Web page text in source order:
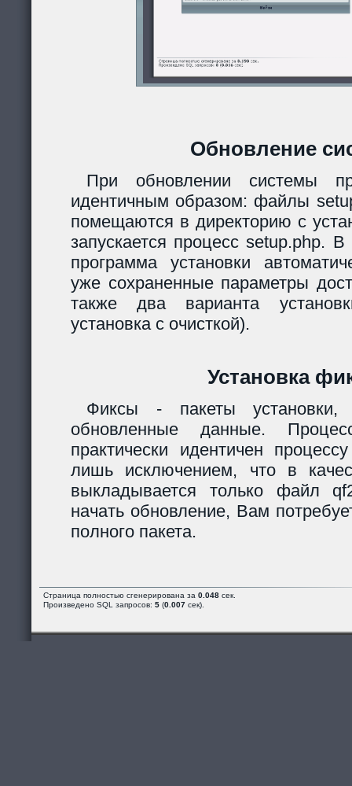
Обновление
При обновлении системы
идентичным образом: файлы
помещаются в директорию с
запускается процесс setup.php.
программа установки
уже сохраненные параметры
также два варианта
установка с очисткой).
Установка
Фиксы - пакеты установки,
обновленные данные.
практически идентичен
лишь исключением, что в
выкладывается только файл
начать обновление, Вам
полного пакета.
Страница полностью сгенерирована за 0.048 сек.
Произведено SQL запросов: 5 (0.007 сек).